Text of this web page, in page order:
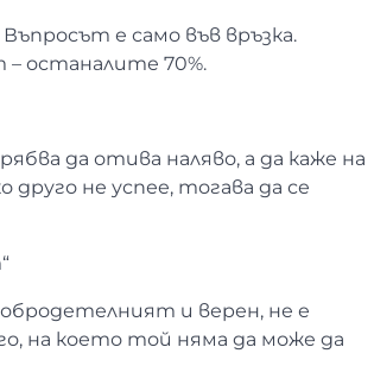
е само във връзка.
– останалите 70%.
да отива наляво, а да каже на
друго не успее, тогава да се
и верен, не е
на което той няма да може да